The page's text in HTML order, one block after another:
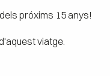
próxims 15 anys!
viatge.